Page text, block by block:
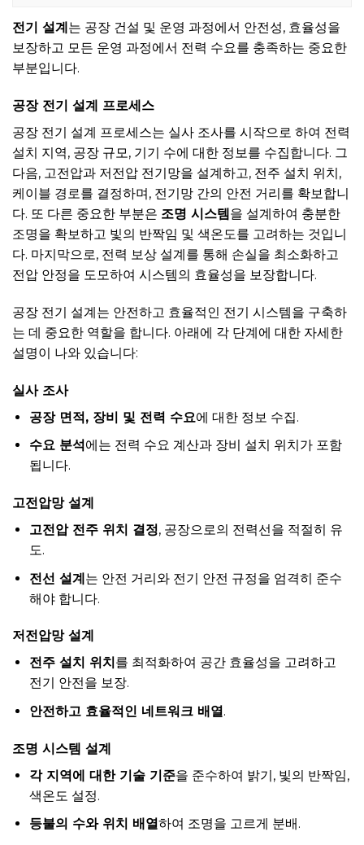
전기 설계 는 공장 건설 및 운영 과정에서 안전성, 효율성을
보장하고 모든 운영 과정에서 전력 수요를 충족하는 중요한
부분입니다.
공장 전기 설계 프로세스
공장 전기 설계 프로세스는 실사 조사를 시작으로 하여 전력
설치 지역, 공장 규모, 기기 수에 대한 정보를 수집합니다. 그
다음, 고전압과 저전압 전기망을 설계하고, 전주 설치 위치,
케이블 경로를 결정하며, 전기망 간의 안전 거리를 확보합니
다. 또 다른 중요한 부분은 조명 시스템을 설계하여 충분한
조명을 확보하고 빛의 반짝임 및 색온도를 고려하는 것입니
다. 마지막으로, 전력 보상 설계를 통해 손실을 최소화하고
전압 안정을 도모하여 시스템의 효율성을 보장합니다.
공장 전기 설계는 안전하고 효율적인 전기 시스템을 구축하
는 데 중요한 역할을 합니다. 아래에 각 단계에 대한 자세한
설명이 나와 있습니다:
실사 조사
공장 면적, 장비 및 전력 수요에 대한 정보 수집.
수요 분석 에는 전력 수요 계산과 장비 설치 위치가 포함
됩니다.
고전압망 설계
고전압 전주 위치 결정, 공장으로의 전력선을 적절히 유
도.
전선 설계는 안전 거리와 전기 안전 규정을 엄격히 준수
해야 합니다.
저전압망 설계
전주 설치 위치 를 최적화하여 공간 효율성을 고려하고
전기 안전을 보장.
안전하고 효율적인 네트워크 배열.
조명 시스템 설계
각 지역에 대한 기술 기준을 준수하여 밝기, 빛의 반짝임,
색온도 설정.
등불의 수와 위치 배열하여 조명을 고르게 분배.